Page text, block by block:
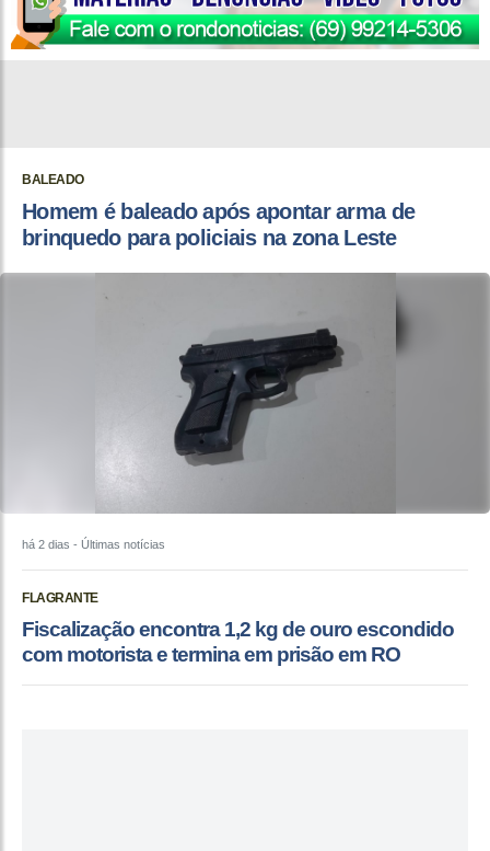
BALEADO
Homem é baleado após apontar arma de
brinquedo para policiais na zona Leste
há 2 dias - Últimas notícias
FLAGRANTE
Fiscalização encontra 1,2 kg de ouro escondido
com motorista e termina em prisão em RO